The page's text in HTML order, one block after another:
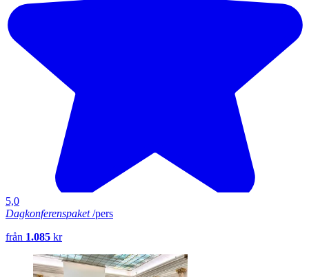
5,0
Dagkonferenspaket/pers
från 1.085 kr